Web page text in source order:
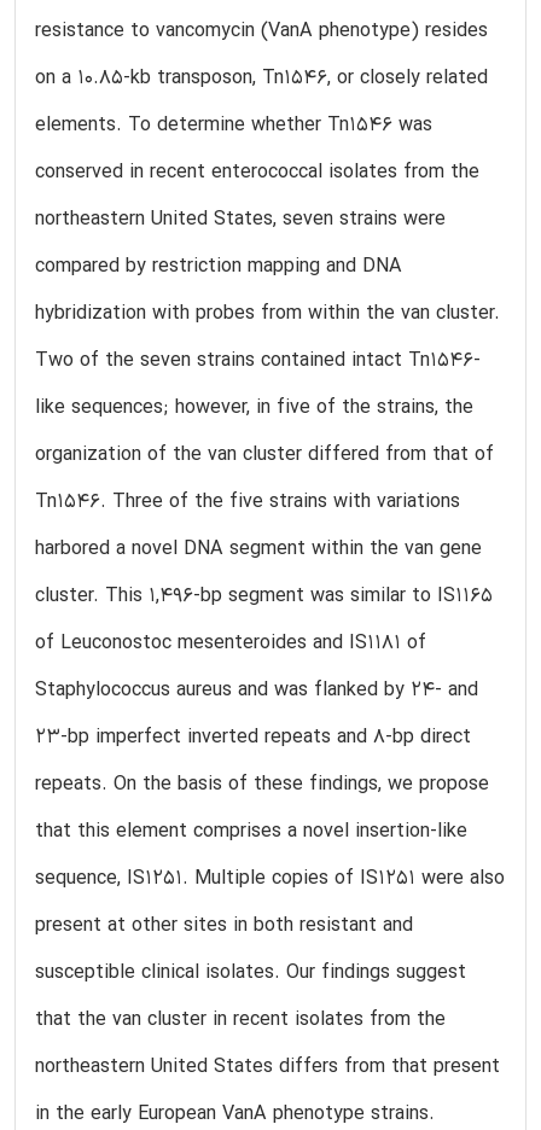
resistance to vancomycin (VanA phenotype) resides
on a 10.85-kb transposon, Tn1546, or closely related
elements. To determine whether Tn1546 was
conserved in recent enterococcal isolates from the
northeastern United States, seven strains were
compared by restriction mapping and DNA
hybridization with probes from within the van cluster.
Two of the seven strains contained intact Tn1546-
like sequences; however, in five of the strains, the
organization of the van cluster differed from that of
Tn1546. Three of the five strains with variations
harbored a novel DNA segment within the van gene
cluster. This 1,496-bp segment was similar to IS1165
of Leuconostoc mesenteroides and IS1181 of
Staphylococcus aureus and was flanked by 24- and
23-bp imperfect inverted repeats and 8-bp direct
repeats. On the basis of these findings, we propose
that this element comprises a novel insertion-like
sequence, IS1251. Multiple copies of IS1251 were also
present at other sites in both resistant and
susceptible clinical isolates. Our findings suggest
that the van cluster in recent isolates from the
northeastern United States differs from that present
in the early European VanA phenotype strains.